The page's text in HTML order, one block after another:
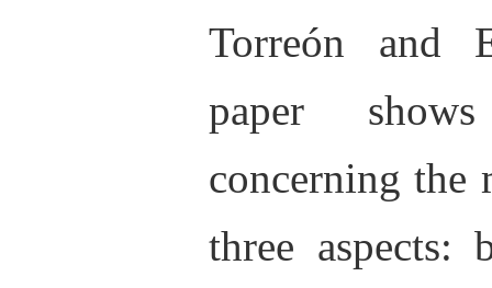
Torreón and
paper
concerning the
three aspects: